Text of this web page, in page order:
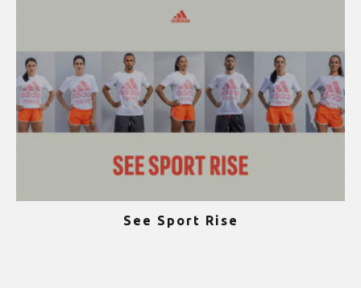
See Sport Rise